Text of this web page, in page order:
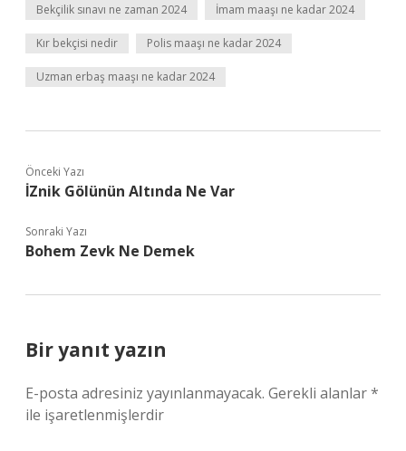
Bekçilik sınavı ne zaman 2024 İmam maaşı ne kadar 2024
Kır bekçisi nedir Polis maaşı ne kadar 2024
Uzman erbaş maaşı ne kadar 2024
Önceki Yazı
İZnik Gölünün Altında Ne Var
Sonraki Yazı
Bohem Zevk Ne Demek
Bir yanıt yazın
E-posta adresiniz yayınlanmayacak. Gerekli alanlar*
ile işaretlenmişlerdir